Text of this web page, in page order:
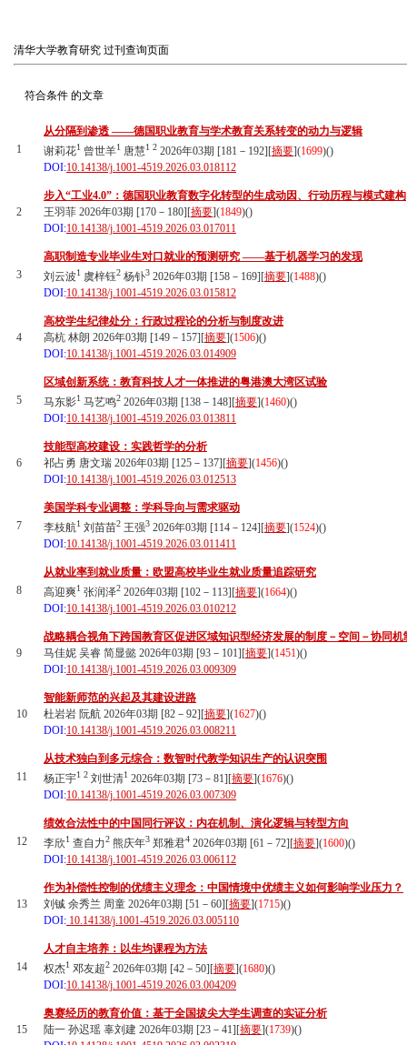
清华大学教育研究 过刊查询页面
符合条件 的文章
1
从分隔到渗透 ——德国职业教育与学术教育关系转变的动力与逻辑
谢莉花1 曾世羊1 唐慧1 2 2026年03期 [181－192][摘要](1699)()
DOI:10.14138/j.1001-4519.2026.03.018112
2
步入“工业4.0”：德国职业教育数字化转型的生成动因、行动历程与模式建构
王羽菲 2026年03期 [170－180][摘要](1849)()
DOI:10.14138/j.1001-4519.2026.03.017011
3
高职制造专业毕业生对口就业的预测研究 ——基于机器学习的发现
刘云波1 虞梓钰2 杨钋3 2026年03期 [158－169][摘要](1488)()
DOI:10.14138/j.1001-4519.2026.03.015812
4
高校学生纪律处分：行政过程论的分析与制度改进
高杭 林朗 2026年03期 [149－157][摘要](1506)()
DOI:10.14138/j.1001-4519.2026.03.014909
5
区域创新系统：教育科技人才一体推进的粤港澳大湾区试验
马东影1 马艺鸣2 2026年03期 [138－148][摘要](1460)()
DOI:10.14138/j.1001-4519.2026.03.013811
6
技能型高校建设：实践哲学的分析
祁占勇 唐文瑞 2026年03期 [125－137][摘要](1456)()
DOI:10.14138/j.1001-4519.2026.03.012513
7
美国学科专业调整：学科导向与需求驱动
李枝航1 刘苗苗2 王强3 2026年03期 [114－124][摘要](1524)()
DOI:10.14138/j.1001-4519.2026.03.011411
8
从就业率到就业质量：欧盟高校毕业生就业质量追踪研究
高迎爽1 张润泽2 2026年03期 [102－113][摘要](1664)()
DOI:10.14138/j.1001-4519.2026.03.010212
9
战略耦合视角下跨国教育区促进区域知识型经济发展的制度－空间－协同机
马佳妮 吴睿 简显懿 2026年03期 [93－101][摘要](1451)()
DOI:10.14138/j.1001-4519.2026.03.009309
10
智能新师范的兴起及其建设进路
杜岩岩 阮航 2026年03期 [82－92][摘要](1627)()
DOI:10.14138/j.1001-4519.2026.03.008211
11
从技术独白到多元综合：数智时代教学知识生产的认识突围
杨正宇1 2 刘世清1 2026年03期 [73－81][摘要](1676)()
DOI:10.14138/j.1001-4519.2026.03.007309
12
绩效合法性中的中国同行评议：内在机制、演化逻辑与转型方向
李欣1 查自力2 熊庆年3 郑雅君4 2026年03期 [61－72][摘要](1600)()
DOI:10.14138/j.1001-4519.2026.03.006112
13
作为补偿性控制的优绩主义理念：中国情境中优绩主义如何影响学业压力？
刘铖 余秀兰 周童 2026年03期 [51－60][摘要](1715)()
DOI: 10.14138/j.1001-4519.2026.03.005110
14
人才自主培养：以生均课程为方法
权杰1 邓友超2 2026年03期 [42－50][摘要](1680)()
DOI:10.14138/j.1001-4519.2026.03.004209
15
奥赛经历的教育价值：基于全国拔尖大学生调查的实证分析
陆一 孙迟瑶 辜刘建 2026年03期 [23－41][摘要](1739)()